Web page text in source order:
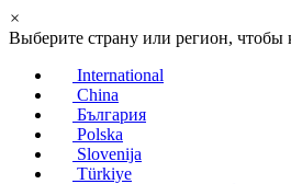
×
Выберите страну или регион, чтобы
International
China
България
Polska
Slovenija
Türkiye